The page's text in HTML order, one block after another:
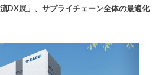
DX展」、サプライチェーン全体の最適化